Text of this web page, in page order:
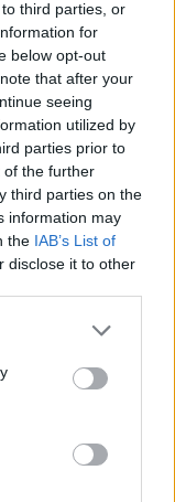
third parties, or
for
below opt-out
that after your
seeing
utilized by
parties prior to
of the further
third parties on the
information may
the IAB’s List of
disclose it to other